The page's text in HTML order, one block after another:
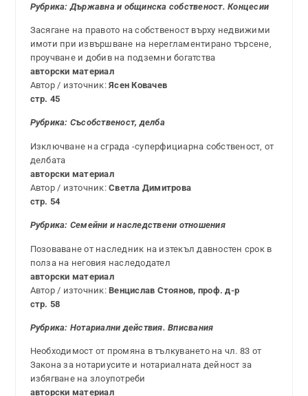
Рубрика:Държавна и общинска собственост. Концесии
Засягане на правото на собственост върху недвижими
имоти при извършване на нерегламентирано търсене,
проучване и добив на подземни богатства
авторски материал
Автор / източник:Ясен Ковачев
стр. 45
Рубрика: Съсобственост, делба
Изключване на сграда -суперфициарна собственост, от
делбата
авторски материал
Автор / източник:Светла Димитрова
стр. 54
Рубрика: Семейни и наследствени отношения
Позоваване от наследник на изтекъл давностен срок в
полза на неговия наследодател
авторски материал
Автор / източник:Венцислав Стоянов, проф. д-р
стр. 58
Рубрика: Нотариални действия. Вписвания
Необходимост от промяна в тълкуването на чл. 83 от
Закона за нотариусите и нотариалната дейност за
избягване на злоупотреби
авторски материал